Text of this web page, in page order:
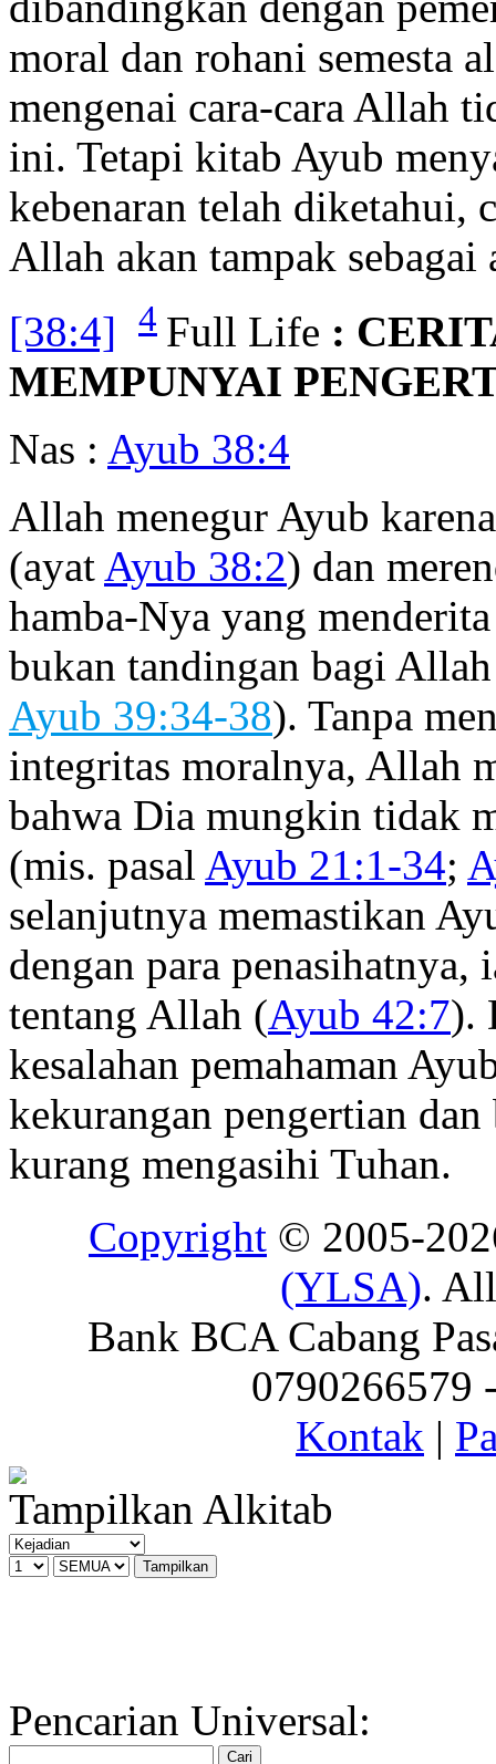
moral dan rohani semesta
mengenai cara-cara Allah
ini. Tetapi kitab Ayub
kebenaran telah diketahui,
Allah akan tampak sebagai
[38:4]
4 Full Life :
MEMPUNYAI
Nas : Ayub 38:4
Allah menegur Ayub
(ayat Ayub 38:2) dan
hamba-Nya yang
bukan tandingan bagi
Ayub 39:34-38). Tanpa
integritas moralnya, Allah
bahwa Dia mungkin tidak
(mis. pasal Ayub 21:1-34;
selanjutnya memastikan
dengan para penasihatnya,
tentang Allah (Ayub 42:7).
kesalahan pemahaman
kekurangan pengertian
kurang mengasihi Tuhan.
Copyright © 2005-
(YLSA).
Bank BCA Cabang
0790266579
Kontak |
Tampilkan Alkitab
Pencarian Universal: